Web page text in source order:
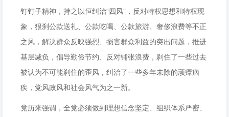
钉钉子精神，持之以恒纠治“四风”，反对特权思想和特权现
象，狠刹公款送礼、公款吃喝、公款旅游、奢侈浪费等不正
之风，解决群众反映强烈、损害群众利益的突出问题，推进
基层减负，倡导勤俭节约、反对铺张浪费，刹住了一些过去
被认为不可能刹住的歪风，纠治了一些多年未除的顽瘴痼
疾，党风政风和社会风气为之一新。
党历来强调，全党必须做到理想信念坚定、组织体系严密、